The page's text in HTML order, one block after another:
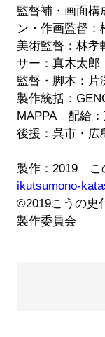
監督補・画面
ン・作画監督：
美術監督：林
サー：真木太郎
監督・脚本：
製作統括：
MAPPA 配給：
後援：呉市・広
製作：2019「
ikutsumono-
©︎2019こうの史
製作委員会